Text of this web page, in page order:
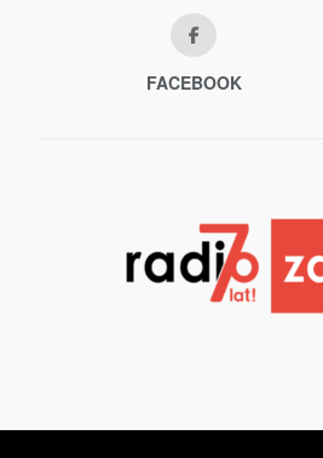
FACEBOOK